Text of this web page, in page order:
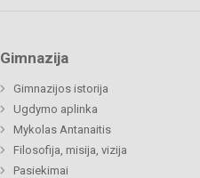
Gimnazija
Gimnazijos istorija
Ugdymo aplinka
Mykolas Antanaitis
Filosofija, misija, vizija
Pasiekimai